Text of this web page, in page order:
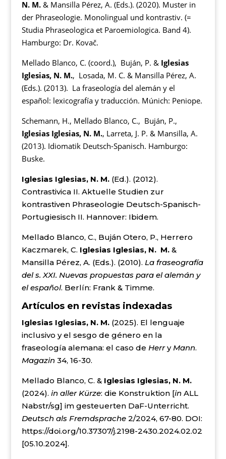
N. M.& Mansilla Pérez, A. (Eds.). (2020). Muster in
der Phraseologie. Monolingual und kontrastiv. (=
Studia Phraseologica et Paroemiologica. Band 4).
Hamburgo: Dr. Kovač.
Mellado Blanco, C. (coord.), Buján, P. & Iglesias
Iglesias, N. M., Losada, M. C. & Mansilla Pérez, A.
(Eds.). (2013). La fraseología del alemán y el
español: lexicografía y traducción. Múnich: Peniope.
Schemann, H., Mellado Blanco, C., Buján, P.,
Iglesias Iglesias, N. M., Larreta, J. P. & Mansilla, A.
(2013). Idiomatik Deutsch-Spanisch. Hamburgo:
Buske.
Iglesias Iglesias, N. M. (Ed.). (2012).
Contrastivica II. Aktuelle Studien zur
kontrastiven Phraseologie Deutsch-Spanisch-
Portugiesisch II. Hannover: Ibidem.
Mellado Blanco, C., Buján Otero, P., Herrero
Kaczmarek, C. Iglesias Iglesias, N. M.&
Mansilla Pérez, A. (Eds.). (2010). La fraseografía
del s. XXI. Nuevas propuestas para el alemán y
el español. Berlín: Frank & Timme.
Artículos en revistas indexadas
Iglesias Iglesias, N. M.(2025). El lenguaje
inclusivo y el sesgo de género en la
fraseología alemana: el caso de HerryMann.
Magazin 34, 16-30.
Mellado Blanco, C. & Iglesias Iglesias, N. M.
(2024). in aller Kürze: die Konstruktion [in ALL
Nabstr/sg] im gesteuerten DaF-Unterricht.
Deutsch als Fremdsprache2/2024, 67-80. DOI:
https://doi.org/10.37307/j.2198-2430.2024.02.02
[05.10.2024].